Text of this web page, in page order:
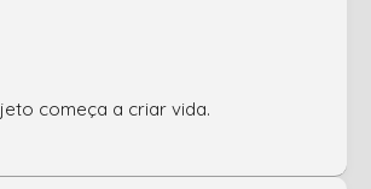
começa a criar vida.